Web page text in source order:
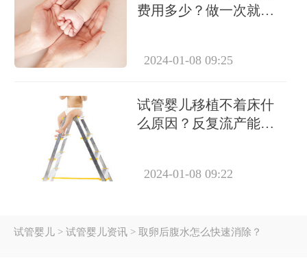
费用多少？做一次就能
2024-01-08 09:25
试管婴儿移植不着床什
么原因？反复流产能做
2024-01-08 09:22
试管婴儿 > 试管婴儿资讯 > 取卵后腹水怎么快速消除？